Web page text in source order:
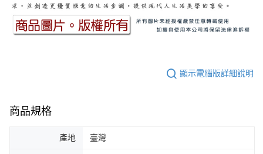
顯示電腦版詳細說明
商品規格
產地 臺灣